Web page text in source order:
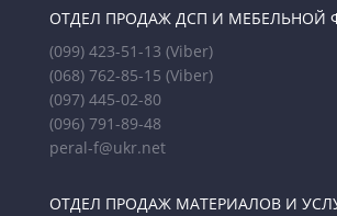
ОТДЕЛ ПРОДАЖ ДСП И МЕБЕЛЬНОЙ
(099) 423-51-13 (Viber)
(068) 762-85-15 (Viber)
(097) 445-02-80
(096) 791-89-48
peral-f@ukr.net
ОТДЕЛ ПРОДАЖ МАТЕРИАЛОВ И